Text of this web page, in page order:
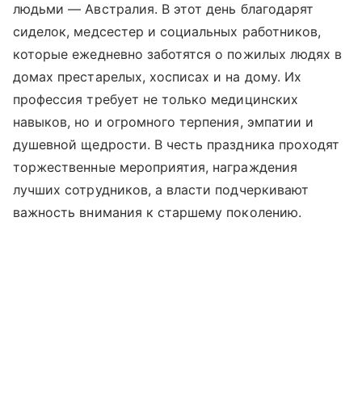
людьми — Австралия. В этот день благодарят
сиделок, медсестер и социальных работников,
которые ежедневно заботятся о пожилых людях в
домах престарелых, хосписах и на дому. Их
профессия требует не только медицинских
навыков, но и огромного терпения, эмпатии и
душевной щедрости. В честь праздника проходят
торжественные мероприятия, награждения
лучших сотрудников, а власти подчеркивают
важность внимания к старшему поколению.